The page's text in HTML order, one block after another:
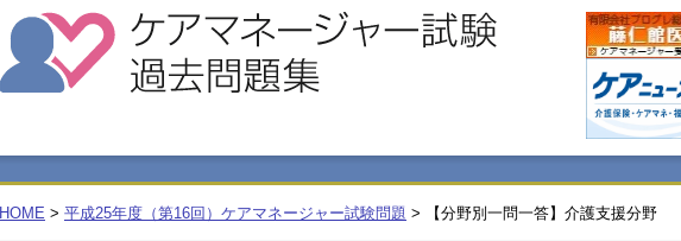
HOME > 平成25年度（第16回）ケアマネージャー試験問題 > 【分野別一問一答】介護支援分野